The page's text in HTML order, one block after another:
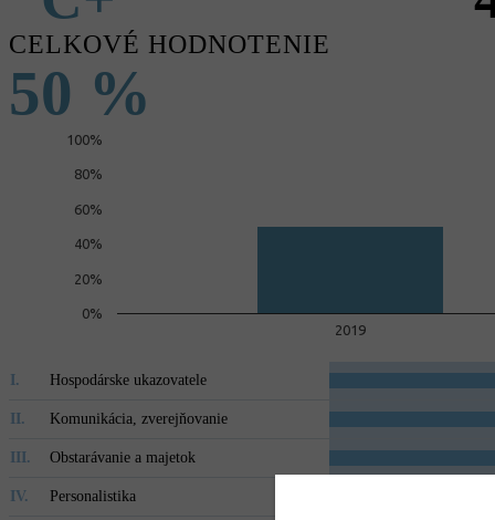
CELKOVÉ HODNOTENIE
50 %
2019
0%
20%
40%
60%
80%
100%
I. Hospodárske ukazovatele
II. Komunikácia, zverejňovanie
III. Obstarávanie a majetok
IV. Personalistika